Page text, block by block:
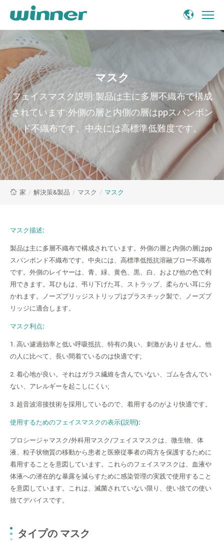
ス
Solution
-
Winner
Medical
マスク
フェイスマスク説明:製品は主に多層不織布で構成
されています:外側の層と内側の層はppスパンボン
ド不織布です。中央には高標準低難度です。
家 / 解決策&製品 / マスク / マスク
マスク描述:
製品は主に多層不織布で構成されています。外側の層と内側の層はpp
スパンボンド不織布です。中央には、高標準低抵抗溶融ブロー不織布
です。外側のレイヤーは、青、緑、黄色、黒、白、および他の色で利
用できます。耳ひもは、弔り下げた耳、ストラップ、柔らかい耳に分
かれます。ノーズブリッジストリップはプラスチック製で、ノーズブ
リッジに適合します。
マスク利点:
1. 高い濾過効率と低い呼吸抵抗、特有の臭い、刺激がありません。他
の人に比べて、長い間着ているのは快適です;
2. 着心地が良い。それはガラス繊維を含んでいない、ゴムを含んでい
ない、アレルギーを起こしにくい;
3. 超音波溶接技術を採用しているので、着用するのがより快適です。
使用するためのフェイスマスクの表示(説明):
プロシージャマスク/外科用マスク/フェイスマスクは、微生物、体
液、粒子状物質の移動から患者と医療従事者の両方を保護するために
着用することを意図しています。これらのフェイスマスクは、血液や
体液への潜在的な暴露を減らすために感染管理の実践で使用すること
を意図しています。これは、滅菌されていない限り、使い捨ての使い
捨てデバイスです。
タイプの マスク